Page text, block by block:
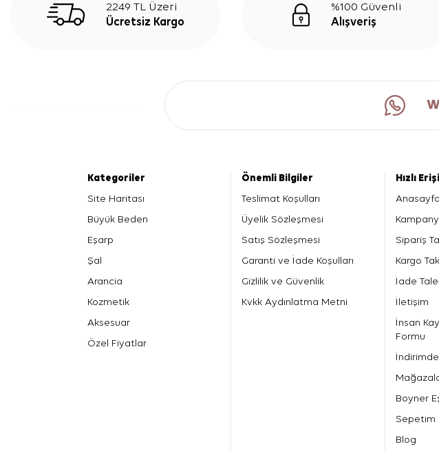
2249 TL Üzeri
Ücretsiz Kargo
%100 Güvenli
Alışveriş
Kategoriler
Site Haritası
Büyük Beden
Eşarp
Şal
Arancia
Kozmetik
Aksesuar
Özel Fiyatlar
Önemli Bilgiler
Teslimat Koşulları
Üyelik Sözleşmesi
Satış Sözleşmesi
Garanti ve İade Koşulları
Gizlilik ve Güvenlik
Kvkk Aydınlatma Metni
Hızlı
Anasayfa
Sipariş
Kargo
İade
İletişim
İnsan
Formu
Boyner
Sepetim
Blog